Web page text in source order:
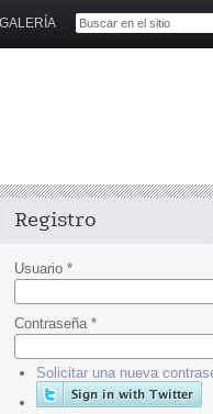
GALERÍA
Registro
Usuario *
Contraseña *
Solicitar una nueva